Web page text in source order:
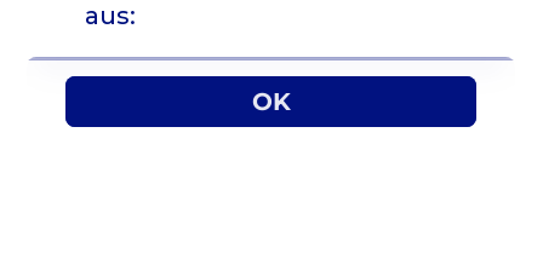
aus: